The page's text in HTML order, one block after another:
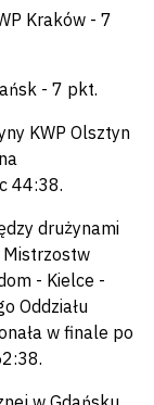
Kraków - 7
- 7 pkt.
KWP Olsztyn
44:38.
drużynami
Mistrzostw
- Kielce -
Oddziału
w finale po